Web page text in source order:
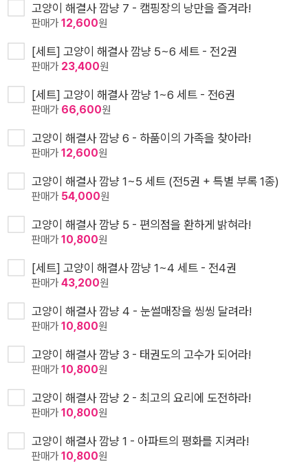
고양이 해결사 깜냥 7 - 캠핑장의 낭만을 즐겨라!
판매가12,600원
[세트] 고양이 해결사 깜냥 5~6 세트 - 전2권
판매가 23,400원
[세트] 고양이 해결사 깜냥 1~6 세트 - 전6권
판매가 66,600원
고양이 해결사 깜냥 6 - 하품이의 가족을 찾아라!
판매가12,600원
고양이 해결사 깜냥 1~5 세트 (전5권 + 특별 부록 1종)
판매가 54,000원
고양이 해결사 깜냥 5 - 편의점을 환하게 밝혀라!
판매가10,800원
[세트] 고양이 해결사 깜냥 1~4 세트 - 전4권
판매가43,200원
고양이 해결사 깜냥 4 - 눈썰매장을 씽씽 달려라!
판매가10,800원
고양이 해결사 깜냥 3 - 태권도의 고수가 되어라!
판매가10,800원
고양이 해결사 깜냥 2 - 최고의 요리에 도전하라!
판매가10,800원
고양이 해결사 깜냥 1 - 아파트의 평화를 지켜라!
판매가10,800원